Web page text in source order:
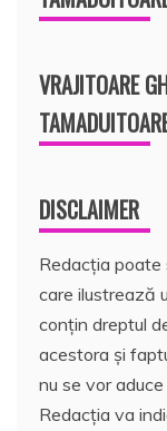
VRAJITOARE
DISCLAIMER
Redacția poate
care ilustrează
conțin dreptul
acestora și
nu se vor
Redacția va